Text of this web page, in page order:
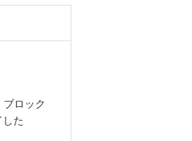
ロック
た